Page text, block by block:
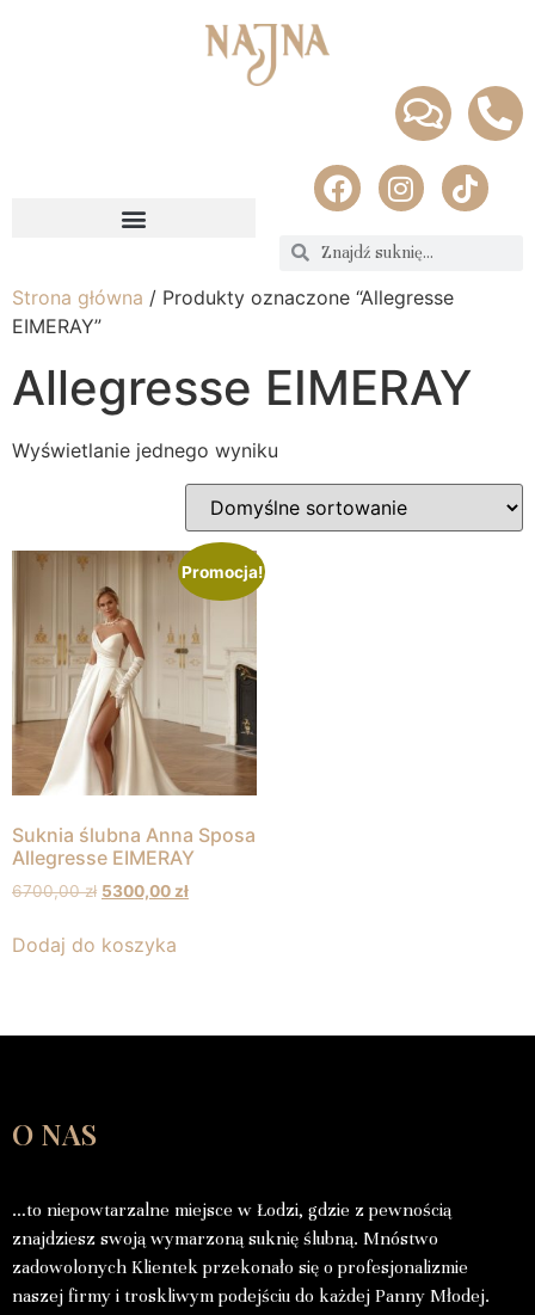
Strona główna / Produkty oznaczone “Allegresse
EIMERAY”
Allegresse EIMERAY
Wyświetlanie jednego wyniku
Promocja!
Suknia ślubna Anna Sposa
Allegresse EIMERAY
6700,00zł 5300,00zł
Dodaj do koszyka
O NAS
…to niepowtarzalne miejsce w Łodzi, gdzie z pewnością
znajdziesz swoją wymarzoną suknię ślubną. Mnóstwo
zadowolonych Klientek przekonało się o profesjonalizmie
naszej firmy i troskliwym podejściu do każdej Panny Młodej.